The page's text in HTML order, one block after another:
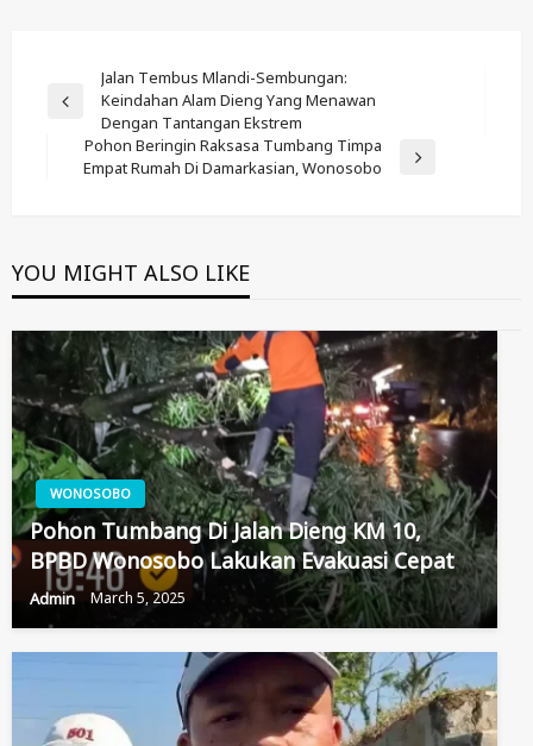
Navigation
Previous
Jalan Tembus Mlandi-Sembungan:
Keindahan Alam Dieng Yang Menawan
Dengan Tantangan Ekstrem
Next
Pohon Beringin Raksasa Tumbang Timpa
Empat Rumah Di Damarkasian, Wonosobo
YOU MIGHT ALSO LIKE
WONOSOBO
Pohon Tumbang Di Jalan Dieng KM 10,
BPBD Wonosobo Lakukan Evakuasi Cepat
Admin March 5, 2025